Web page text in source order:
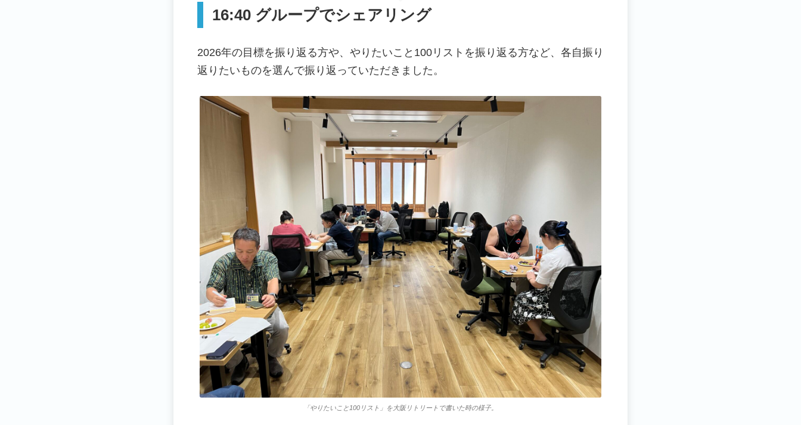
16:40 グループでシェアリング
2026年の目標を振り返る方や、やりたいこと100リストを振り返る方など、各自振り
返りたいものを選んで振り返っていただきました。
「やりたいこと100リスト」を大阪リトリートで書いた時の様子。